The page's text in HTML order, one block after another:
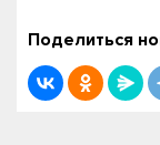
Поделиться